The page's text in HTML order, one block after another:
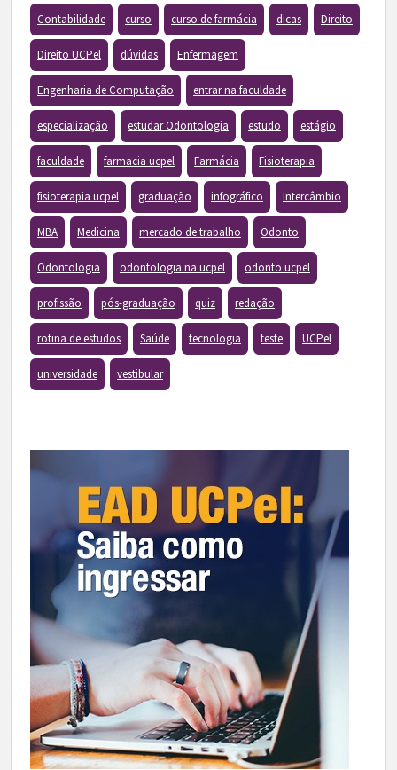
Contabilidade curso curso de farmácia dicas Direito
Direito UCPel dúvidas Enfermagem
Engenharia de Computação entrar na faculdade
especialização estudar Odontologia estudo estágio
faculdade farmacia ucpel Farmácia Fisioterapia
fisioterapia ucpel graduação infográfico Intercâmbio
MBA Medicina mercado de trabalho Odonto
Odontologia odontologia na ucpel odonto ucpel
profissão pós-graduação quiz redação
rotina de estudos Saúde tecnologia teste UCPel
universidade vestibular